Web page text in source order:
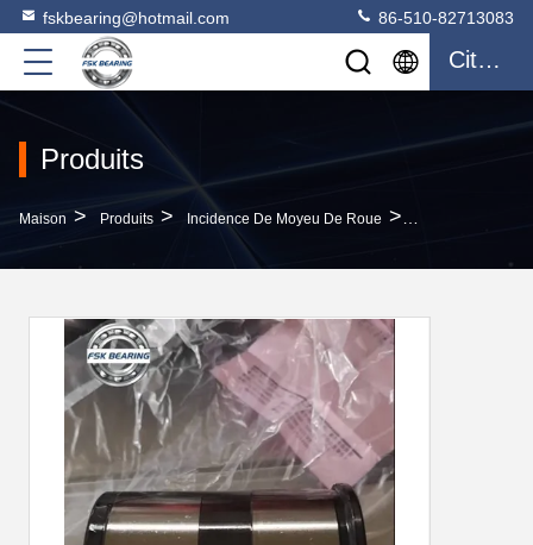
fskbearing@hotmail.com 86-510-82713083
Citation
Produits
Maison > Produits > Incidence De Moyeu De Roue >